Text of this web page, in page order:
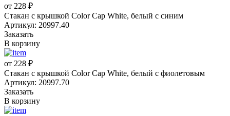
от 228 ₽
Стакан с крышкой Color Cap White, белый с синим
Артикул: 20997.40
Заказать
В корзину
от 228 ₽
Стакан с крышкой Color Cap White, белый с фиолетовым
Артикул: 20997.70
Заказать
В корзину